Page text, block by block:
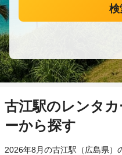
検
古江駅のレンタ
ーから探す
2026年8月の古江駅（広島県）